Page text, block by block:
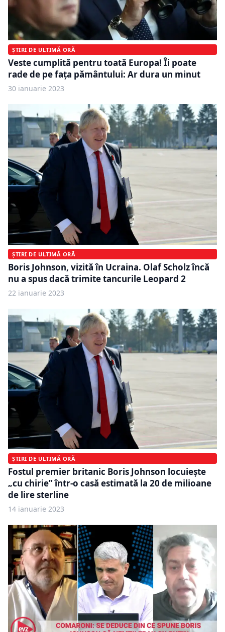
ȘTIRI DE ULTIMĂ ORĂ
Veste cumplită pentru toată Europa! Îi poate
rade de pe faţa pământului: Ar dura un minut
30 ianuarie 2023
ȘTIRI DE ULTIMĂ ORĂ
Boris Johnson, vizită în Ucraina. Olaf Scholz încă
nu a spus dacă trimite tancurile Leopard 2
22 ianuarie 2023
ȘTIRI DE ULTIMĂ ORĂ
Fostul premier britanic Boris Johnson locuiește
„cu chirie” într-o casă estimată la 20 de milioane
de lire sterline
14 ianuarie 2023